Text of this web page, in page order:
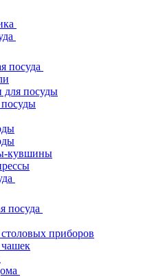
посуда
посуды
кувшины
посуда
приборов